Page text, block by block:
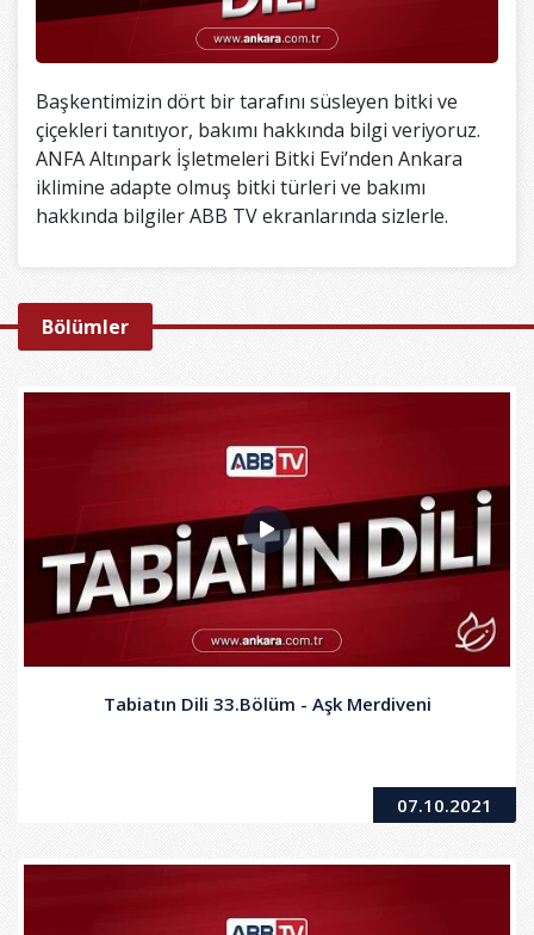
Başkentimizin dört bir tarafını süsleyen bitki ve
çiçekleri tanıtıyor, bakımı hakkında bilgi veriyoruz.
ANFA Altınpark İşletmeleri Bitki Evi’nden Ankara
iklimine adapte olmuş bitki türleri ve bakımı
hakkında bilgiler ABB TV ekranlarında sizlerle.
Bölümler
Tabiatın Dili 33.Bölüm - Aşk Merdiveni
07.10.2021